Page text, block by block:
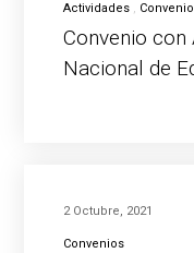
Actividades
Convenio con
Nacional de
2 Octubre, 2021
Convenios